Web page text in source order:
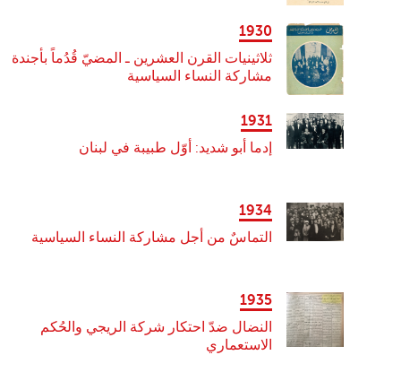
1930
ثلاثينيات القرن العشرين ـ المضيّ قُدُماً بأجندة
مشاركة النساء السياسية
1931
إدما أبو شديد: أوّل طبيبة في لبنان
1934
التماسٌ من أجل مشاركة النساء السياسية
1935
النضال ضدّ احتكار شركة الريجي والحُكم
الاستعماري